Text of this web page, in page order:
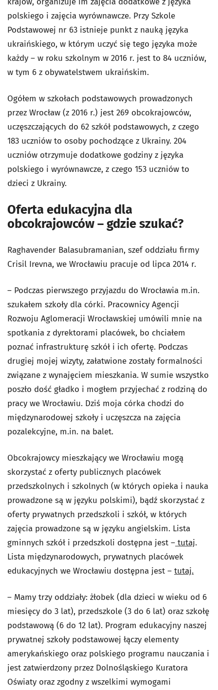
polskiego i zajęcia wyrównawcze. Przy Szkole
Podstawowej nr 63 istnieje punkt z nauką języka
ukraińskiego, w którym uczyć się tego języka może
każdy – w roku szkolnym w 2016 r. jest to 84 uczniów,
w tym 6 z obywatelstwem ukraińskim.
Ogółem w szkołach podstawowych prowadzonych
przez Wrocław (z 2016 r.) jest 269 obcokrajowców,
uczęszczających do 62 szkół podstawowych, z czego
183 uczniów to osoby pochodzące z Ukrainy. 204
uczniów otrzymuje dodatkowe godziny z języka
polskiego i wyrównawcze, z czego 153 uczniów to
dzieci z Ukrainy.
Oferta edukacyjna dla
obcokrajowców – gdzie szukać?
Raghavender Balasubramanian, szef oddziału firmy
Crisil Irevna, we Wrocławiu pracuje od lipca 2014 r.
– Podczas pierwszego przyjazdu do Wrocławia m.in.
szukałem szkoły dla córki. Pracownicy Agencji
Rozwoju Aglomeracji Wrocławskiej umówili mnie na
spotkania z dyrektorami placówek, bo chciałem
poznać infrastrukturę szkół i ich ofertę. Podczas
drugiej mojej wizyty, załatwione zostały formalności
związane z wynajęciem mieszkania. W sumie wszystko
poszło dość gładko i mogłem przyjechać z rodziną do
pracy we Wrocławiu. Dziś moja córka chodzi do
międzynarodowej szkoły i uczęszcza na zajęcia
pozalekcyjne, m.in. na balet.
Obcokrajowcy mieszkający we Wrocławiu mogą
skorzystać z oferty publicznych placówek
przedszkolnych i szkolnych (w których opieka i nauka
prowadzone są w języku polskimi), bądź skorzystać z
oferty prywatnych przedszkoli i szkół, w których
zajęcia prowadzone są w języku angielskim. Lista
gminnych szkół i przedszkoli dostępna jest – tutaj.
Lista międzynarodowych, prywatnych placówek
edukacyjnych we Wrocławiu dostępna jest – tutaj.
– Mamy trzy oddziały: żłobek (dla dzieci w wieku od 6
miesięcy do 3 lat), przedszkole (3 do 6 lat) oraz szkołę
podstawową (6 do 12 lat). Program edukacyjny naszej
prywatnej szkoły podstawowej łączy elementy
amerykańskiego oraz polskiego programu nauczania i
jest zatwierdzony przez Dolnośląskiego Kuratora
Oświaty oraz zgodny z wszelkimi wymogami